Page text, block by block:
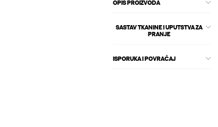
OPIS PROIZVODA
SASTAV TKANINE I UPUTSTVA ZA
PRANJE
ISPORUKA I POVRAĆAJ